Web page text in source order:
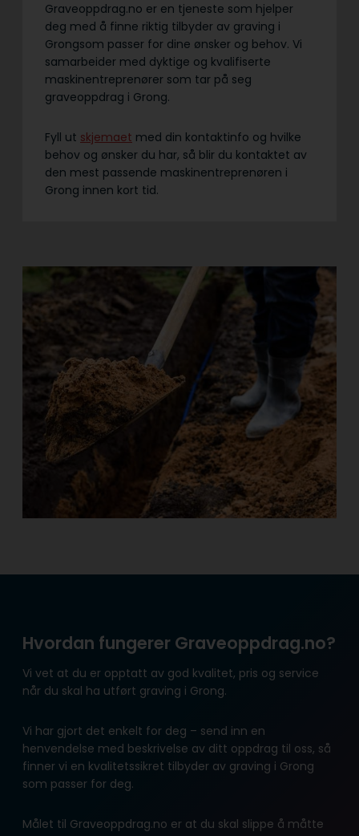
Graveoppdrag.no er en tjeneste som hjelper
deg med å finne riktig tilbyder av graving i
Grongsom passer for dine ønsker og behov. Vi
samarbeider med dyktige og kvalifiserte
maskinentreprenører som tar på seg
graveoppdrag i Grong.
Fyll ut skjemaet med din kontaktinfo og hvilke
behov og ønsker du har, så blir du kontaktet av
den mest passende maskinentreprenøren i
Grong innen kort tid.
Hvordan fungerer Graveoppdrag.no?
Vi vet at du er opptatt av god kvalitet, pris og service
når du skal ha utført graving i Grong.
Vi har gjort det enkelt for deg – send inn en
henvendelse med beskrivelse av ditt oppdrag til oss, så
finner vi en kvalitetssikret tilbyder av graving i Grong
som passer for deg.
Målet til Graveoppdrag.no er at du skal slippe å måtte